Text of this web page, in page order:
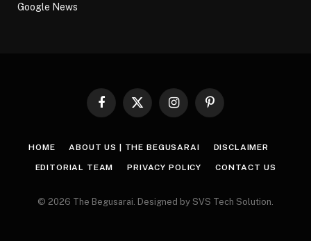
Google News
Facebook
X
InstagramPinterest
HOME ABOUT US | THE BEGUSARAI DISCLAIMER
EDITORIAL TEAM PRIVACY POLICY CONTACT US
© 2026 The Begusarai. Designed by SVS Tech Solution.